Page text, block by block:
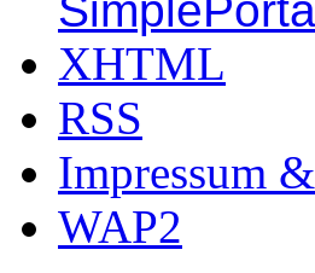
XHTML
RSS
Impressum
WAP2